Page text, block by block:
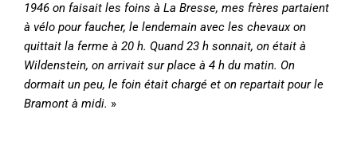
1946 on faisait les foins à La Bresse, mes frères partaient
à vélo pour faucher, le lendemain avec les chevaux on
quittait la ferme à 20 h. Quand 23 h sonnait, on était à
Wildenstein, on arrivait sur place à 4 h du matin. On
dormait un peu, le foin était chargé et on repartait pour le
Bramont à midi. »